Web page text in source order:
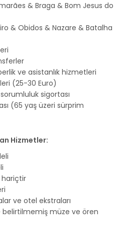
& Braga & Bom Jesus do
& Obidos & Nazare & Batalha
ve asistanlık hizmetleri
(25-30 Euro)
sigortası
(65 yaş üzeri sürprim
Hizmetler:
hariçtir
ve otel ekstraları
müze ve ören